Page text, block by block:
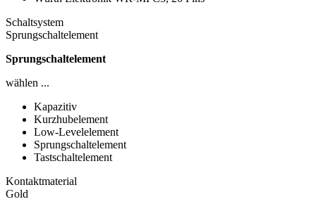
Schaltsystem
Sprungschaltelement
Sprungschaltelement
wählen ...
Kapazitiv
Kurzhubelement
Low-Levelelement
Sprungschaltelement
Tastschaltelement
Kontaktmaterial
Gold